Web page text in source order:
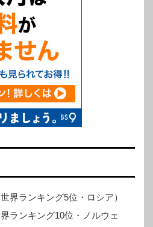
界ランキング5位・ロシア）
ランキング10位・ノルウェ